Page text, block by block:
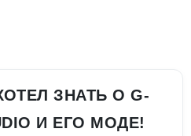
ЗНАТЬ О G-
И ЕГО МОДЕ!